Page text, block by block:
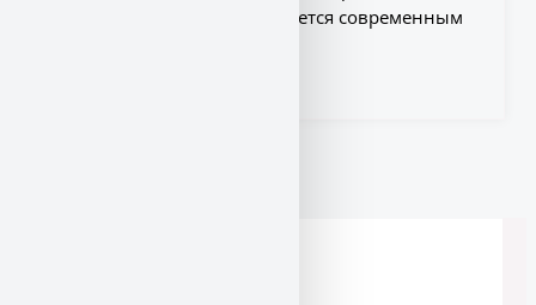
Merrett Architects и отличается современным